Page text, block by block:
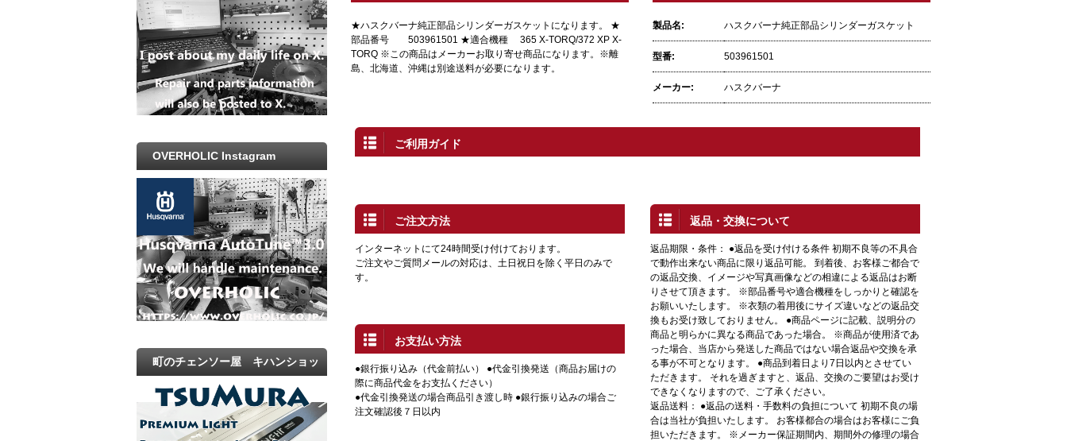
★ハスクバーナ純正部品シリンダーガスケットになります。 ★
部品番号 503961501 ★適合機種 365 X-TORQ/372 XP X-
TORQ ※この商品はメーカーお取り寄せ商品になります。※離
島、北海道、沖縄は別途送料が必要になります。
製品名: ハスクバーナ純正部品シリンダーガスケット
型番: 503961501
メーカー: ハスクバーナ
ご利用ガイド
ご注文方法
インターネットにて24時間受け付けております。
ご注文やご質問メールの対応は、土日祝日を除く平日のみで
す。
お支払い方法
●銀行振り込み（代金前払い） ●代金引換発送（商品お届けの
際に商品代金をお支払ください）
●代金引換発送の場合商品引き渡し時 ●銀行振り込みの場合ご
注文確認後７日以内
返品・交換について
返品期限・条件： ●返品を受け付ける条件 初期不良等の不具合
で動作出来ない商品に限り返品可能。 到着後、お客様ご都合で
の返品交換、イメージや写真画像などの相違による返品はお断
りさせて頂きます。 ※部品番号や適合機種をしっかりと確認を
お願いいたします。 ※衣類の着用後にサイズ違いなどの返品交
換もお受け致しておりません。 ●商品ページに記載、説明分の
商品と明らかに異なる商品であった場合。 ※商品が使用済であ
った場合、当店から発送した商品ではない場合返品や交換を承
る事が不可となります。 ●商品到着日より7日以内とさせてい
ただきます。 それを過ぎますと、返品、交換のご要望はお受け
できなくなりますので、ご了承ください。
返品送料： ●返品の送料・手数料の負担について 初期不良の場
合は当社が負担いたします。 お客様都合の場合はお客様にご負
担いただきます。 ※メーカー保証期間内、期間外の修理の場合
OVERHOLIC Instagram
町のチェンソー屋 キハンショッ
プ